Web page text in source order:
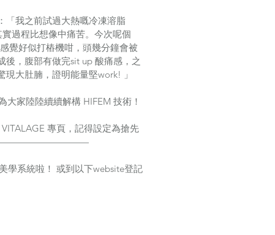
「我之前試過大熱嘅冷凍溶脂
過程比想像中痛苦。今次呢個
覺好似打樁機咁，頭幾分鐘會被
後，腹部有做完sit up 酸痛感，之
大肚腩，證明能量堅work! 」
大家陸陸續續解構 HIFEM 技術！
專頁，記得設定為搶先
學系統啦！ 或到以下website登記